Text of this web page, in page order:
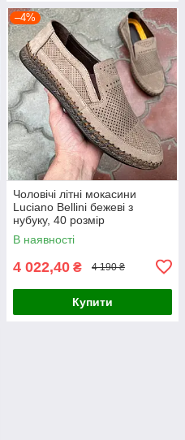
–4%
Чоловічі літні мокасини
Luciano Bellini бежеві з
нубуку, 40 розмір
В наявності
4 022,40 ₴ 4 190 ₴
Купити